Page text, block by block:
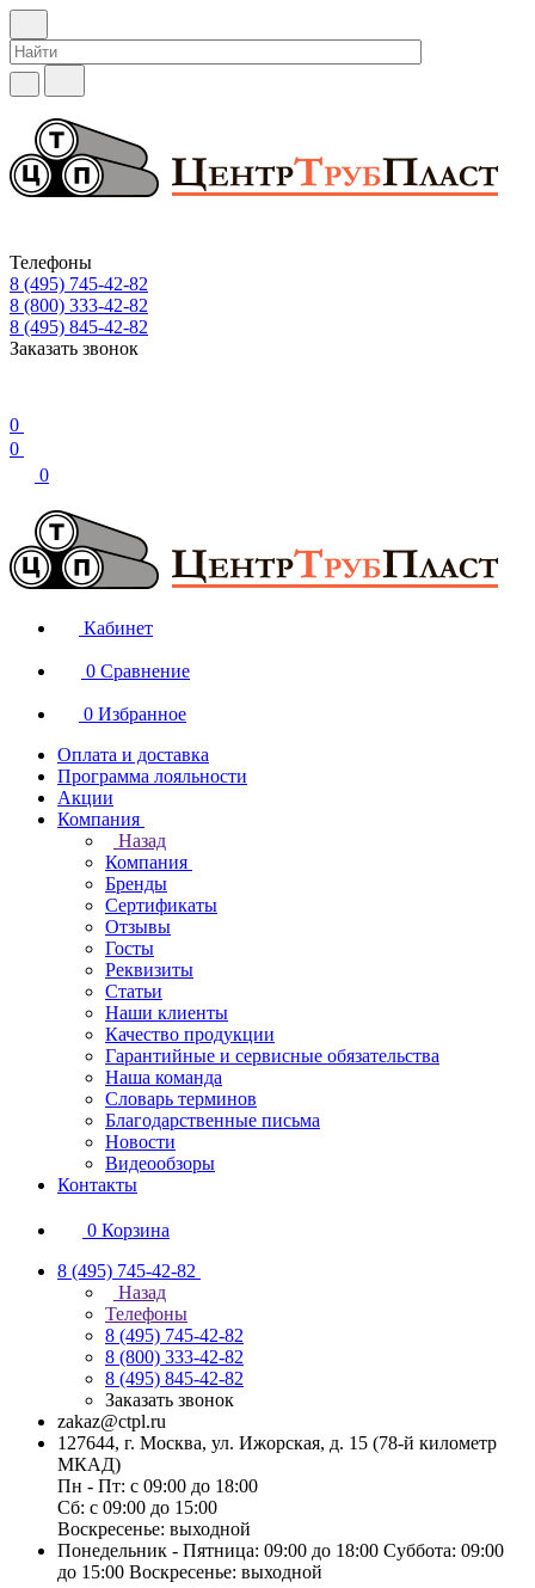
Телефоны
8 (495) 745-42-82
8 (800) 333-42-82
8 (495) 845-42-82
Заказать звонок
0
0
0
Кабинет
0 Сравнение
0 Избранное
Оплата и доставка
Программа лояльности
Акции
Компания
Назад
Компания
Бренды
Сертификаты
Отзывы
Госты
Реквизиты
Статьи
Наши клиенты
Качество продукции
Гарантийные и сервисные обязательства
Наша команда
Словарь терминов
Благодарственные письма
Новости
Видеообзоры
Контакты
0 Корзина
8 (495) 745-42-82
Назад
Телефоны
8 (495) 745-42-82
8 (800) 333-42-82
8 (495) 845-42-82
Заказать звонок
zakaz@ctpl.ru
127644, г. Москва, ул. Ижорская, д. 15 (78-й километр
МКАД)
Пн - Пт: с 09:00 до 18:00
Сб: с 09:00 до 15:00
Воскресенье: выходной
Понедельник - Пятница: 09:00 до 18:00 Суббота: 09:00
до 15:00 Воскресенье: выходной